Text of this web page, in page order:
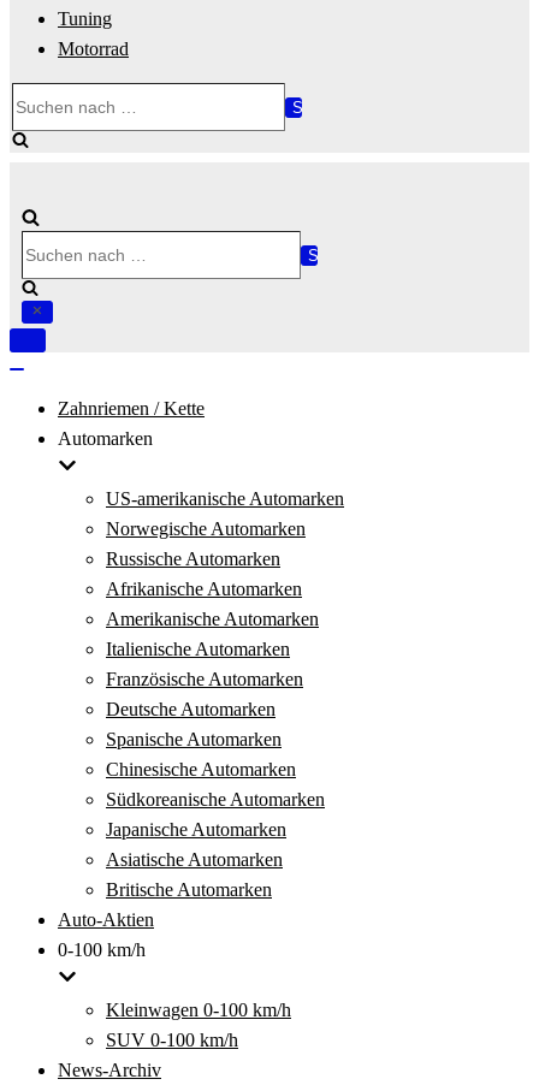
Tuning
Motorrad
nach …
nach …
Navigation
Zahnriemen / Kette
Automarken
US-amerikanische Automarken
Norwegische Automarken
Russische Automarken
Afrikanische Automarken
Amerikanische Automarken
Italienische Automarken
Französische Automarken
Deutsche Automarken
Spanische Automarken
Chinesische Automarken
Südkoreanische Automarken
Japanische Automarken
Asiatische Automarken
Britische Automarken
Auto-Aktien
0-100 km/h
Kleinwagen 0-100 km/h
SUV 0-100 km/h
News-Archiv